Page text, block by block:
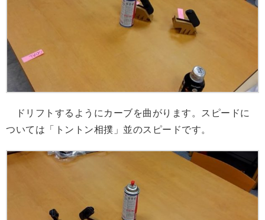
ドリフトするようにカーブを曲がります。スピードに
ついては「トントン相撲」並のスピードです。